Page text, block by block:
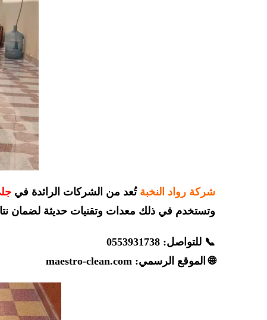
شركة رواد النخبة تُعد من الشركات الرائدة في
وتستخدم في ذلك معدات وتقنيات حديثة لضمان
📞 للتواصل: 0553931738
🌐 الموقع الرسمي: maestro-clean.com